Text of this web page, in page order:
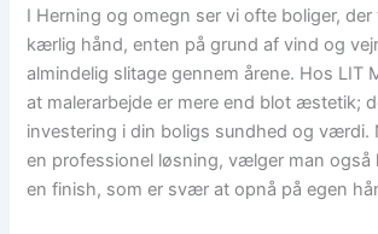
I Herning og omegn ser vi ofte boliger,
kærlig hånd, enten på grund af vind og
almindelig slitage gennem årene. Hos LIT
at malerarbejde er mere end blot æstetik;
investering i din boligs sundhed og værdi.
en professionel løsning, vælger man også
en finish, som er svær at opnå på egen